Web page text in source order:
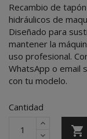
Recambio de
hidráulicos de
Diseñado para
mantener la
uso profesional.
WhatsApp o email
con tu modelo.
Cantidad
